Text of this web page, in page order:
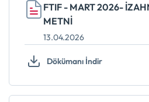
FTIF - MART 2026-
METNİ
13.04.2026
Dökümanı İndir